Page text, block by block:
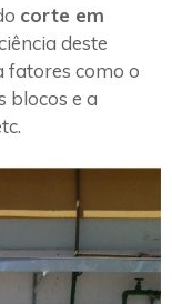
corte em
deste
fatores como o
blocos e a